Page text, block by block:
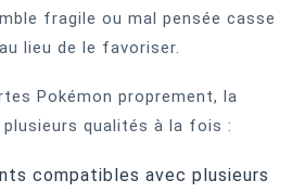
fragile ou mal pensée casse
lieu de le favoriser.
Pokémon proprement, la
qualités à la fois :
compatibles avec plusieurs